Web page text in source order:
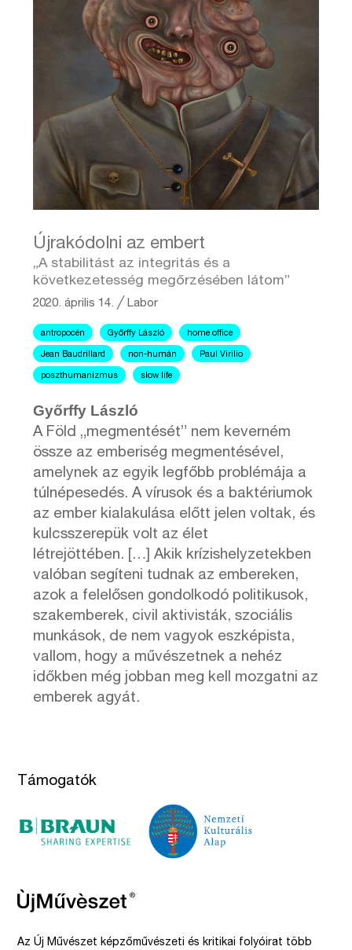
Újrakódolni az embert
„A stabilitást az integritás és a
következetesség megőrzésében látom”
2020. április 14. ╱ Labor
antropocén Győrffy László home office
Jean Baudrillard non-humán Paul Virilio
poszthumanizmus slow life
Győrffy László
A Föld „megmentését” nem keverném
össze az emberiség megmentésével,
amelynek az egyik legfőbb problémája a
túlnépesedés. A vírusok és a baktériumok
az ember kialakulása előtt jelen voltak, és
kulcsszerepük volt az élet
létrejöttében. […] Akik krízishelyzetekben
valóban segíteni tudnak az embereken,
azok a felelősen gondolkodó politikusok,
szakemberek, civil aktivisták, szociális
munkások, de nem vagyok eszképista,
vallom, hogy a művészetnek a nehéz
időkben még jobban meg kell mozgatni az
emberek agyát.
Támogatók
Az Új Művészet képzőművészeti és kritikai folyóirat több